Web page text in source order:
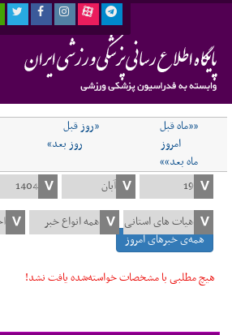
««ماه قبل
«روز قبل
امروز
روز بعد»
ماه بعد»»
همه‌ی خبرهای امروز
هیچ مطلبی با مشخصات خواسته‌شده یافت نشد!